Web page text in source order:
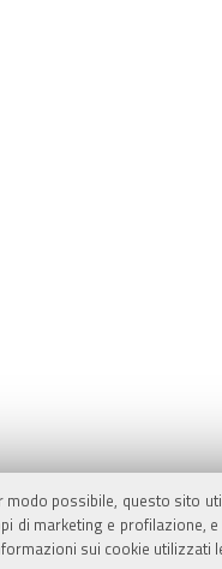
possibile, questo sito
di marketing e
sui cookie utilizzati